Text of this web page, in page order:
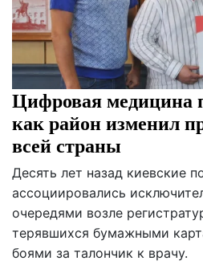
Цифровая медицина
как район изменил
всей страны
Десять лет назад киевские
ассоциировались
очередями возле
терявшихся бумажными
боями за талончик к врачу.